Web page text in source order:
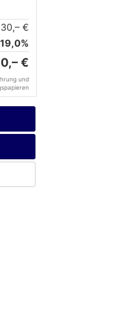
€
19,0%
€
und